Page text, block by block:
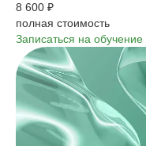
8 600 ₽
полная стоимость
Записаться на обучение